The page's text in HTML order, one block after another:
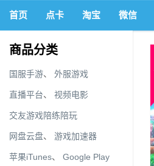
首页 点卡 淘宝 微信
商品分类
国服手游、 外服游戏
直播平台、 视频电影
交友游戏陪练陪玩
网盘云盘、 游戏加速器
苹果iTunes、 Google Play